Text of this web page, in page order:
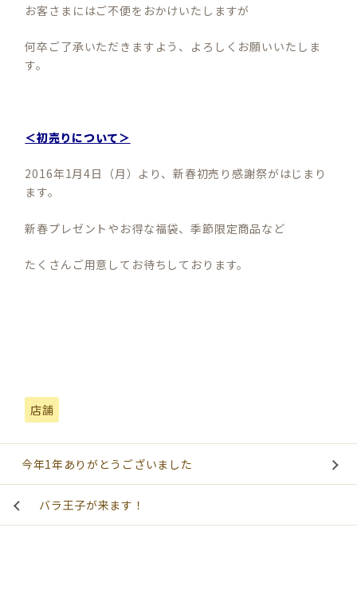
お客さまにはご不便をおかけいたしますが
何卒ご了承いただきますよう、よろしくお願いいたしま
す。
＜初売りについて＞
2016年1月4日（月）より、新春初売り感謝祭がはじまり
ます。
新春プレゼントやお得な福袋、季節限定商品など
たくさんご用意してお待ちしております。
店舗
今年1年ありがとうございました
バラ王子が来ます！